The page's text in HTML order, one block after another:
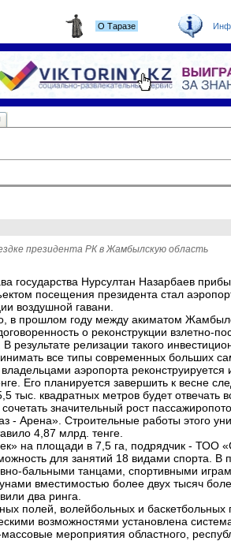
О Таразе
президента РК в Жамбылскую область
государства Нурсултан Назарбаев
посещения президента стал
воздушной гавани.
в прошлом году между акиматом
о реконструкции взлетно-
В результате релизации такого
все типы современных больших
аэропорта
Его планируется завершить к весне
тыс. квадратных метров будет отвечать
значительный рост
- Арена». Строительные работы этого
4,87 млрд. тенге.
на площади в 7,5 га, подрядчик - ТОО
для занятий 18 видами спорта.
бальными танцами, спортивными
вместимостью более двух тысяч
два ринга.
полей, волейбольных и баскетбольных
возможностями установлена
мероприятия областного,